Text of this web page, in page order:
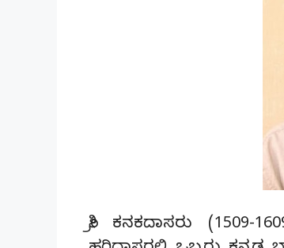
ಶ್ರೀ ಕನಕದಾಸರು